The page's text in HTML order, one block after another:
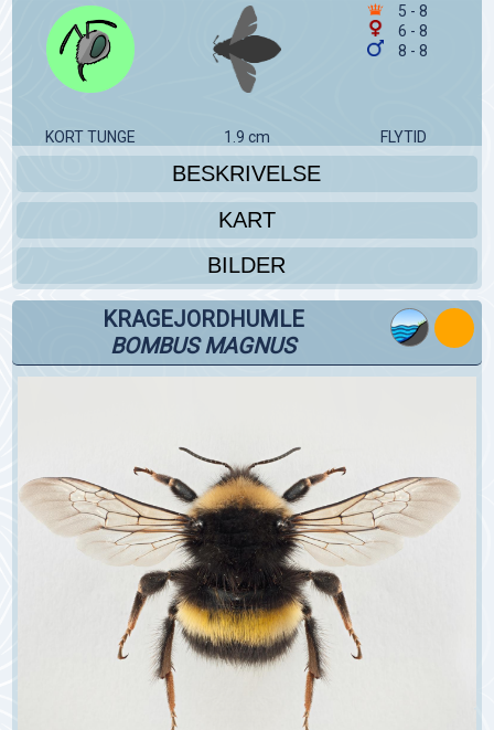
5 - 8
6 - 8
8 - 8
KORT TUNGE 1.9 cm FLYTID
BESKRIVELSE
KART
BILDER
KRAGEJORDHUMLE
BOMBUS MAGNUS